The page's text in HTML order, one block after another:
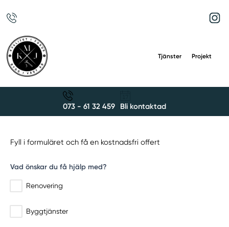
Tjänster Projekt
073 - 61 32 459 Bli kontaktad
Fyll i formuläret och få en kostnadsfri offert
Vad önskar du få hjälp med?
Renovering
Byggtjänster